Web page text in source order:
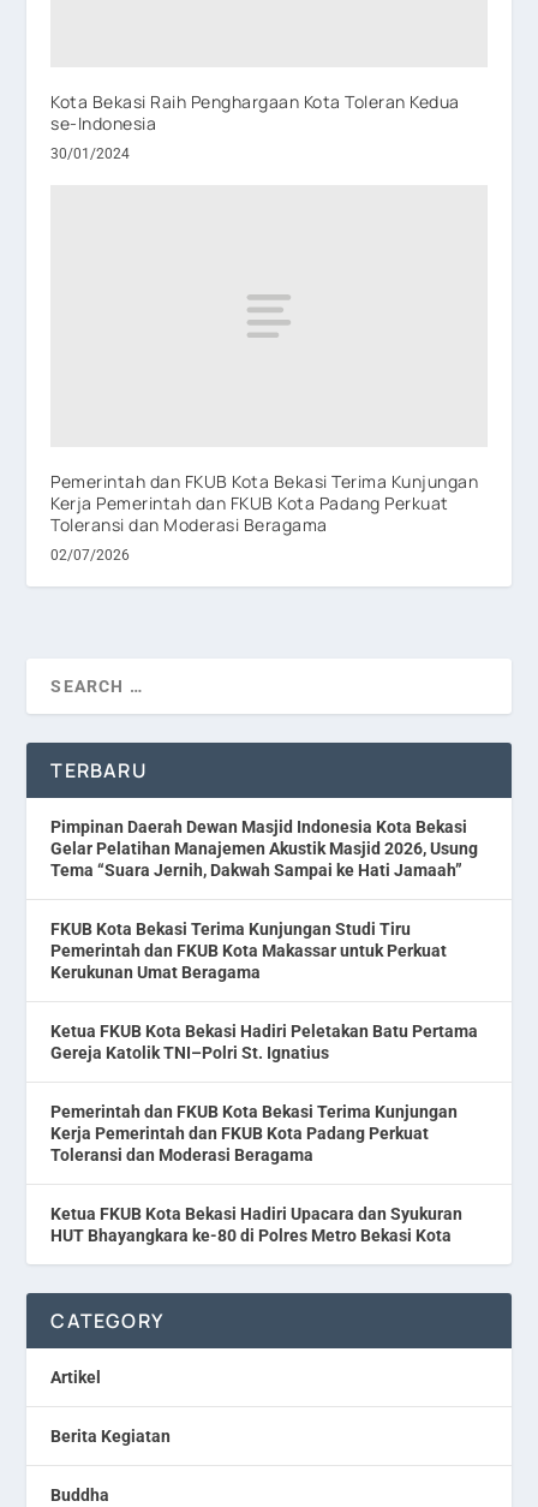
Kota Bekasi Raih Penghargaan Kota Toleran Kedua
se-Indonesia
30/01/2024
Pemerintah dan FKUB Kota Bekasi Terima Kunjungan
Kerja Pemerintah dan FKUB Kota Padang Perkuat
Toleransi dan Moderasi Beragama
02/07/2026
TERBARU
Pimpinan Daerah Dewan Masjid Indonesia Kota Bekasi
Gelar Pelatihan Manajemen Akustik Masjid 2026, Usung
Tema “Suara Jernih, Dakwah Sampai ke Hati Jamaah”
FKUB Kota Bekasi Terima Kunjungan Studi Tiru
Pemerintah dan FKUB Kota Makassar untuk Perkuat
Kerukunan Umat Beragama
Ketua FKUB Kota Bekasi Hadiri Peletakan Batu Pertama
Gereja Katolik TNI–Polri St. Ignatius
Pemerintah dan FKUB Kota Bekasi Terima Kunjungan
Kerja Pemerintah dan FKUB Kota Padang Perkuat
Toleransi dan Moderasi Beragama
Ketua FKUB Kota Bekasi Hadiri Upacara dan Syukuran
HUT Bhayangkara ke-80 di Polres Metro Bekasi Kota
CATEGORY
Artikel
Berita Kegiatan
Buddha